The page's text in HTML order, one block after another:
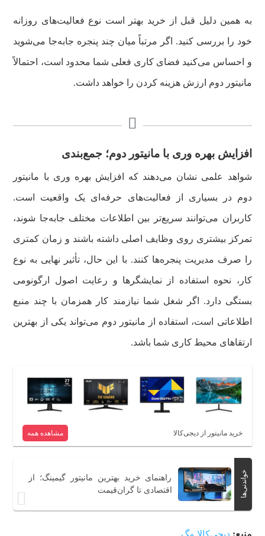
به همین دلیل قبل از خرید بهتر است نوع فعالیت‌های روزانه
خود را بررسی کنید. اگر مرتباً میان چند پنجره جابه‌جا می‌شوید
و احساس می‌کنید فضای کاری فعلی شما محدود است، احتمالاً
مانیتور دوم ارزش هزینه کردن را خواهد داشت.
افزایش بهره وری با مانیتور دوم؛ جمع‌بندی
شواهد علمی نشان می‌دهند که افزایش بهره وری با مانیتور
دوم در بسیاری از فعالیت‌های حرفه‌ای یک واقعیت است.
کاربران می‌توانند سریع‌تر بین اطلاعات مختلف جابه‌جا شوند،
تمرکز بیشتری روی وظایف اصلی داشته باشند و زمان کمتری
را صرف مدیریت پنجره‌ها کنند. با این حال، تأثیر نهایی به نوع
کار، نحوه استفاده از نمایشگرها و رعایت اصول ارگونومی
بستگی دارد. اگر شغل شما نیازمند کار همزمان با چند منبع
اطلاعاتی است، استفاده از مانیتور دوم می‌تواند یکی از بهترین
ارتقاهای محیط کاری شما باشد.
خرید مانیتور از دیجی‌کالا مشاهده همه
خواندنی‌ها
راهنمای خرید بهترین مانیتور گیمینگ؛ از
اقتصادی تا گران‌قیمت
منبع:دیجی‌کالا مگ